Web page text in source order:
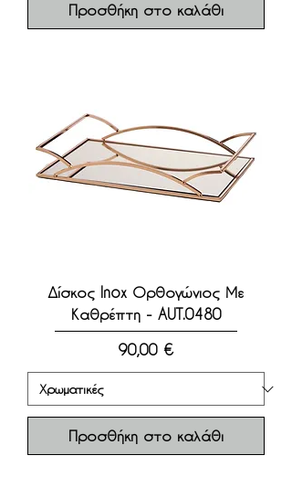
Προσθήκη στο καλάθι
Δίσκος Inox Ορθογώνιος Με
Καθρέπτη - AUT.0480
Τιμή
90,00 €
Προσθήκη στο καλάθι